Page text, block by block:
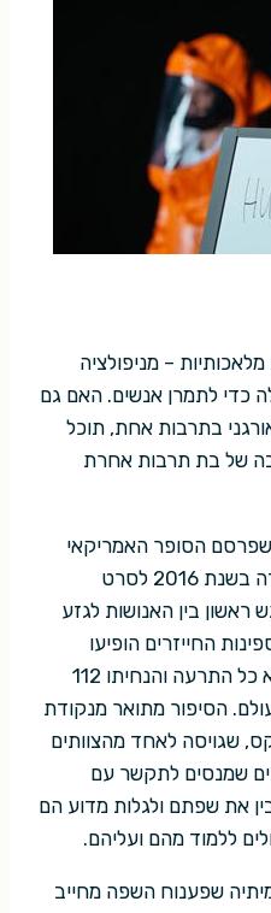
שפות מלאכותיות – מניפולציה
כדי לתמרן אנשים. האם גם
בתרבות אחת, תוכל
של בת תרבות אחרת
שפרסם הסופר האמריקאי
טד צ'יאנג בשנת 1998 ועובדה בשנת 2016 לסרט
בין האנושות לגזע
החייזרים הופיעו
במסלול סביב כדור הארץ ללא כל התרעה והנחיתו 112
הסיפור מתואר מנקודת
שגויסה לאחד מהצוותים
שמנסים לתקשר עם
את שפתם ולגלות מדוע הם
ללמוד מהם ועליהם.
שפענוח השפה מחייב